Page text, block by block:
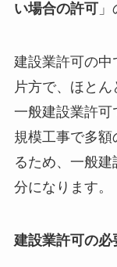
い場合の許可」
建設業許可の
片方で、ほと
一般建設業許可
規模工事で多
るため、一般
分になります。
建設業許可の